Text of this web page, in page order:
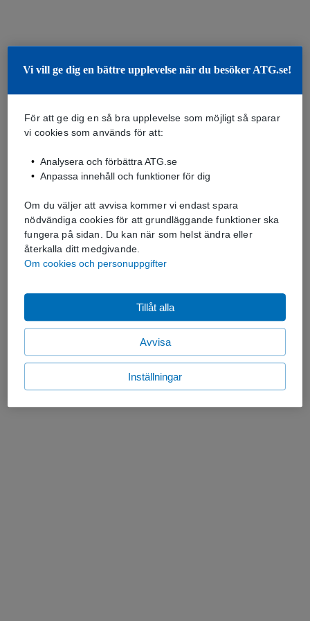
Vi vill ge dig en bättre upplevelse när du besöker ATG.se!
För att ge dig en så bra upplevelse som möjligt så sparar
vi cookies som används för att:
Analysera och förbättra ATG.se
Anpassa innehåll och funktioner för dig
Om du väljer att avvisa kommer vi endast spara
nödvändiga cookies för att grundläggande funktioner ska
fungera på sidan. Du kan när som helst ändra eller
återkalla ditt medgivande.
Om cookies och personuppgifter
Avvisa
Tillåt alla
Inställningar